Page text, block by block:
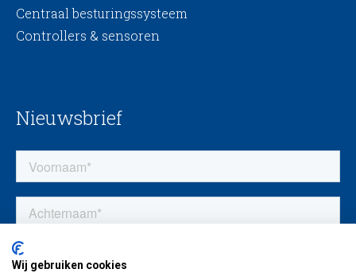
Centraal besturingssysteem
Controllers & sensoren
Nieuwsbrief
Wij gebruiken cookies